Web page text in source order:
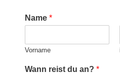
Name *
Vorname
Wann reist du an? *